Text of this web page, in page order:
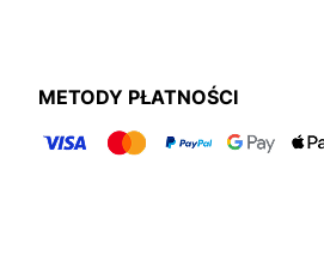
METODY PŁATNOŚCI